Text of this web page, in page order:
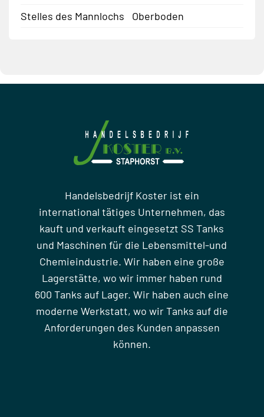
Stelles des Mannlochs
Oberboden
Handelsbedrijf Koster ist ein
international tätiges Unternehmen, das
kauft und verkauft eingesetzt SS Tanks
und Maschinen für die Lebensmittel-und
Chemieindustrie. Wir haben eine große
Lagerstätte, wo wir immer haben rund
600 Tanks auf Lager. Wir haben auch eine
moderne Werkstatt, wo wir Tanks auf die
Anforderungen des Kunden anpassen
können.